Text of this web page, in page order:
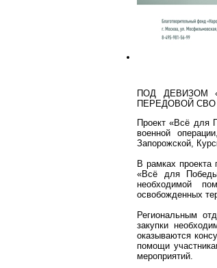
ПОД ДЕВИЗОМ
ПЕРЕДОВОЙ
Проект «Всё для
военной
Запорожской,
В рамках проекта
«Всё для
необходимой
освобожденных
Региональным
закупки
оказываются
помощи
мероприятий.